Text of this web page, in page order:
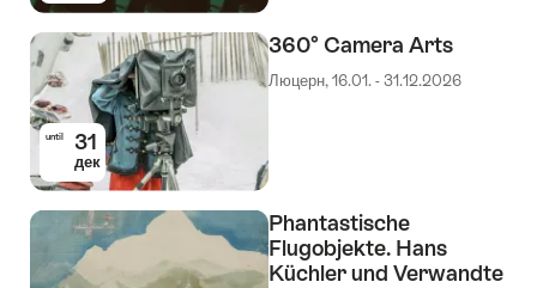
until 31
дек
360° Camera Arts
Люцерн, 16.01. - 31.12.2026
Phantastische
Flugobjekte. Hans
Küchler und Verwandte